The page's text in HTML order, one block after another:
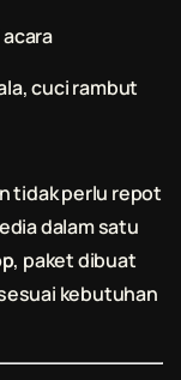
cuci rambut
tidak perlu repot
dalam satu
, paket dibuat
kebutuhan